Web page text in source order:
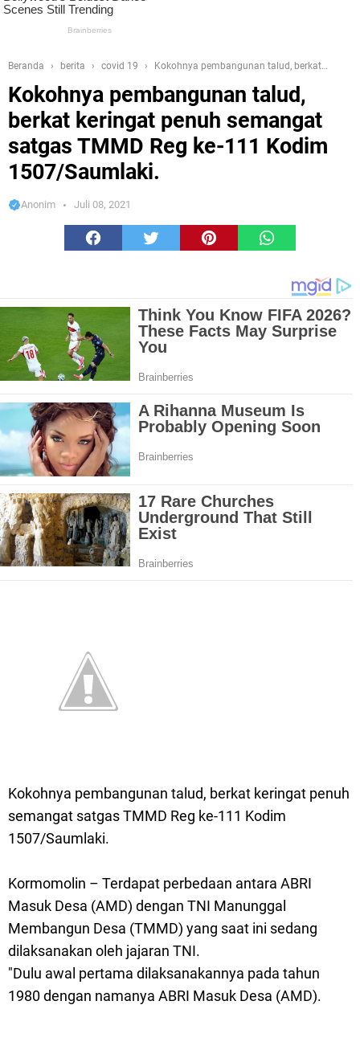
Beranda berita covid 19
Kokohnya pembangunan talud, berkat
Kokohnya pembangunan talud,
berkat keringat penuh semangat
satgas TMMD Reg ke-111 Kodim
1507/Saumlaki.
Anonim Juli 08, 2021
Kokohnya pembangunan talud, berkat keringat penuh
semangat satgas TMMD Reg ke-111 Kodim
1507/Saumlaki.
Kormomolin – Terdapat perbedaan antara ABRI
Masuk Desa (AMD) dengan TNI Manunggal
Membangun Desa (TMMD) yang saat ini sedang
dilaksanakan oleh jajaran TNI.
"Dulu awal pertama dilaksanakannya pada tahun
1980 dengan namanya ABRI Masuk Desa (AMD).